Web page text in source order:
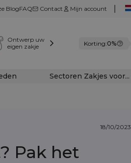
BlogFAQ Contact Mijn account
Ontwerp uw
eigen zakje
Korting:0%
Sectoren Zakjes voor...
18/10/2023
Pak het